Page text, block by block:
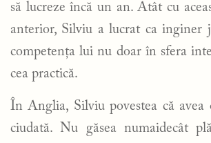
să lucreze încă un an. Atât cu
anterior, Silviu a lucrat ca inginer
competența lui nu doar în sfera
cea practică.
În Anglia, Silviu povestea că avea
ciudată. Nu găsea numaidecât